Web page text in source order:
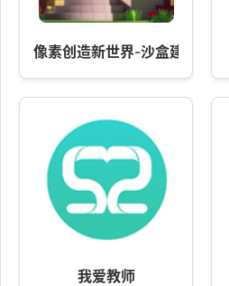
像素创造新世界-沙盒建造模拟
我爱教师